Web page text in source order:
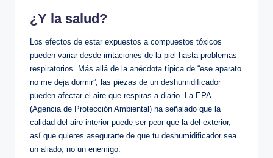
¿Y ⁣la salud?
Los efectos de estar expuestos a compuestos tóxicos
pueden variar desde irritaciones de​ la piel hasta problemas
respiratorios. Más allá de la anécdota típica de “ese aparato​
no me deja ⁤dormir”, las piezas de un deshumidificador
pueden afectar el aire que respiras a diario. La EPA
(Agencia de Protección Ambiental)​ ha señalado que la
calidad del aire interior puede ser peor que la del exterior,
así que quieres asegurarte de que⁢ tu deshumidificador sea
un ⁤aliado,⁣ no un enemigo.